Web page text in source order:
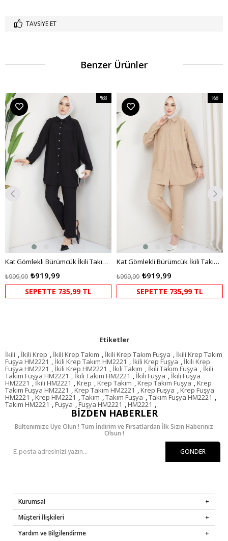
TAVSIYE ET
Benzer Ürünler
Kat Gömlekli Bürümcük İkili Takım Siyah
₺919,99
₺999,99
%8
%8İndirim
SEPETTE 735,99 TL
Kat Gömlekli Bürümcük İkili Takım Bej HM2131
₺919,99
₺999,99
%8
SEPETTE 735,99 TL
Etiketler
İkili
İkili Krep İkili Krep Takım İkili Krep Takım Fuşya İkili Krep Takım
Fuşya HM2221 İkili Krep Takım HM2221 İkili Krep Fuşya İkili Krep
Fuşya HM2221 İkili Krep HM2221 İkili Takım İkili Takım Fuşya İkili
Takım Fuşya HM2221 İkili Takım HM2221 İkili Fuşya İkili Fuşya
HM2221 ,İkili HM2221 Krep Krep Takım Krep Takım Fuşya , Krep
Takım Fuşya HM2221 Krep Takım HM2221 Krep Fuşya Krep Fuşya
HM2221 ,Krep HM2221 Takım Takım Fuşya Takım Fuşya HM2221
Takım HM2221 Fuşya Fuşya HM2221 HM2221
BIZDEN HABERLER
Bültenimize Üye Olun ! Tüm İndirim ve Fırsatlardan İlk Sizin Haberiniz
Olsun !
GÖNDER
Kurumsal
Müşteri İlişkileri
Yardım ve Bilgilendirme